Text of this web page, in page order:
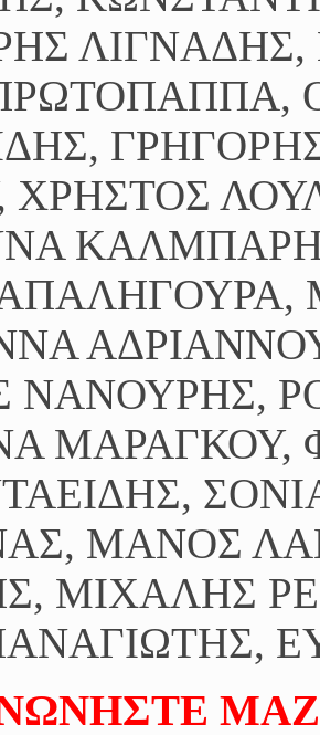
ΛΙΓΝΑΔΗΣ,
ΧΡΗΣΤΟΣ
ΝΑΝΟΥΡΗΣ,
ΜΑΡΑΓΚΟΥ,
ΜΑΝΟΣ
ΜΙΧΑΛΗΣ